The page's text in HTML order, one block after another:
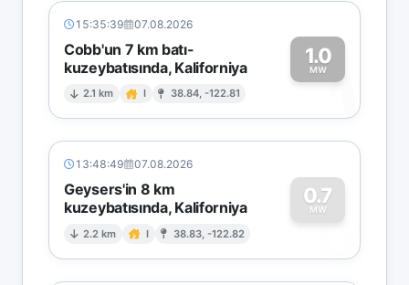
15:35:39 07.08.2026
Cobb'un 7 km batı-
kuzeybatısında, Kaliforniya
2.1 km I 38.84, -122.81
1.0
MW1
13:48:49 07.08.2026
Geysers'in 8 km
kuzeybatısında, Kaliforniya
2.2 km I 38.83, -122.82
0.7
MW
0